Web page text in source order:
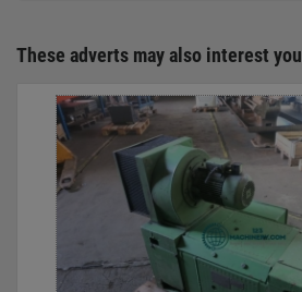
These adverts may also interest you